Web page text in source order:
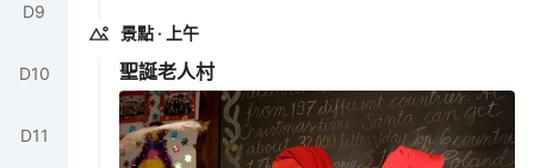
D9
D10
D11
景點 · 上午
聖誕老人村